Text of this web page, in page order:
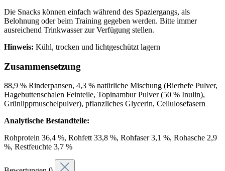
Die Snacks können einfach während des Spaziergangs, als
Belohnung oder beim Training gegeben werden. Bitte immer
ausreichend Trinkwasser zur Verfügung stellen.
Hinweis: Kühl, trocken und lichtgeschützt lagern
Zusammensetzung
88,9 % Rinderpansen, 4,3 % natürliche Mischung (Bierhefe Pulver,
Hagebuttenschalen Feinteile, Topinambur Pulver (50 % Inulin),
Grünlippmuschelpulver), pflanzliches Glycerin, Cellulosefasern
Analytische Bestandteile:
Rohprotein 36,4 %, Rohfett 33,8 %, Rohfaser 3,1 %, Rohasche 2,9
%, Restfeuchte 3,7 %